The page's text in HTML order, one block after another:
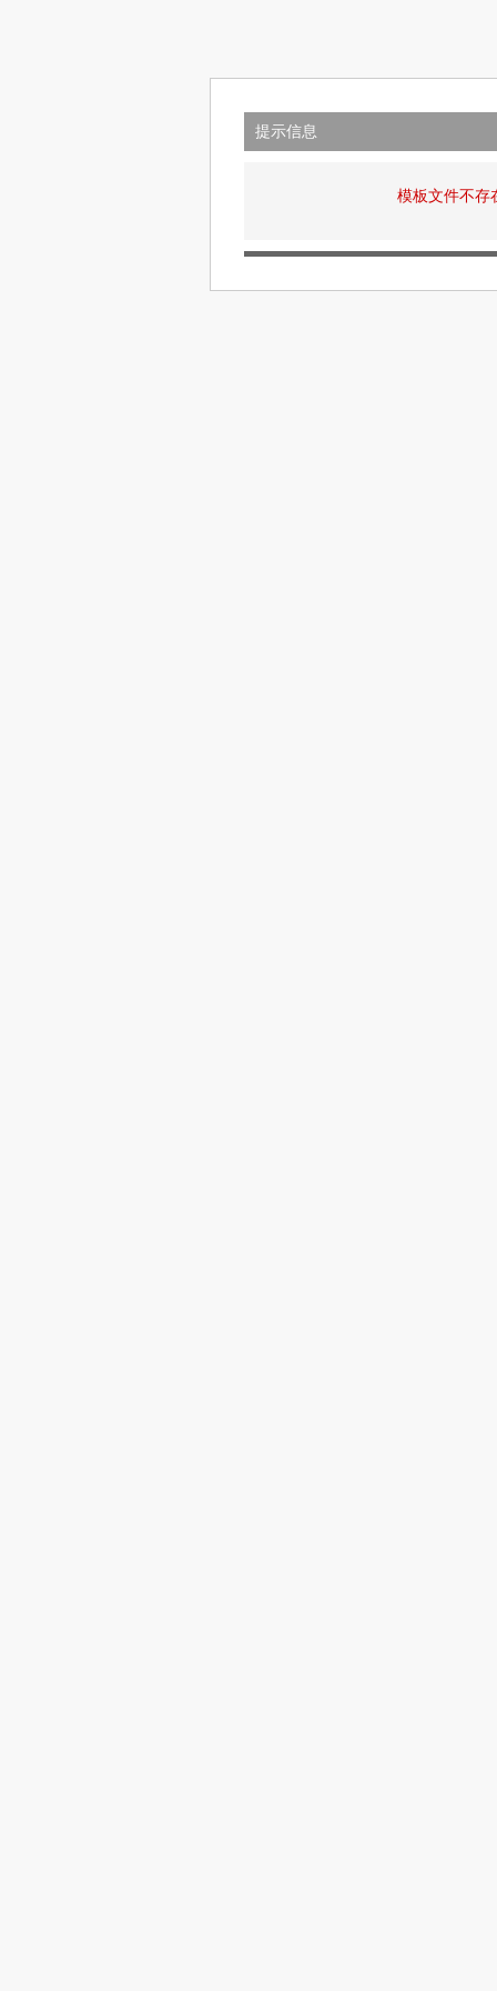
提示信息
模板文件不存